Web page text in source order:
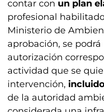
contar con un plan
profesional
Ministerio de
aprobación, se
autorización
actividad que se
intervención,
de la autoridad